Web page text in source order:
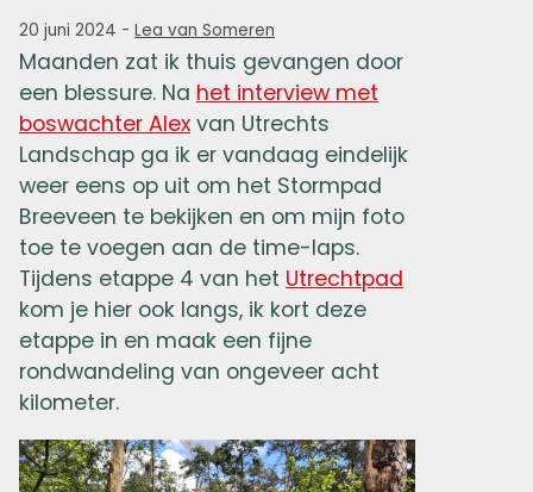
20 juni 2024 - Lea van Someren
Maanden zat ik thuis gevangen door
een blessure. Na het interview met
boswachter Alex van Utrechts
Landschap ga ik er vandaag eindelijk
weer eens op uit om het Stormpad
Breeveen te bekijken en om mijn foto
toe te voegen aan de time-laps.
Tijdens etappe 4 van het Utrechtpad
kom je hier ook langs, ik kort deze
etappe in en maak een fijne
rondwandeling van ongeveer acht
kilometer.